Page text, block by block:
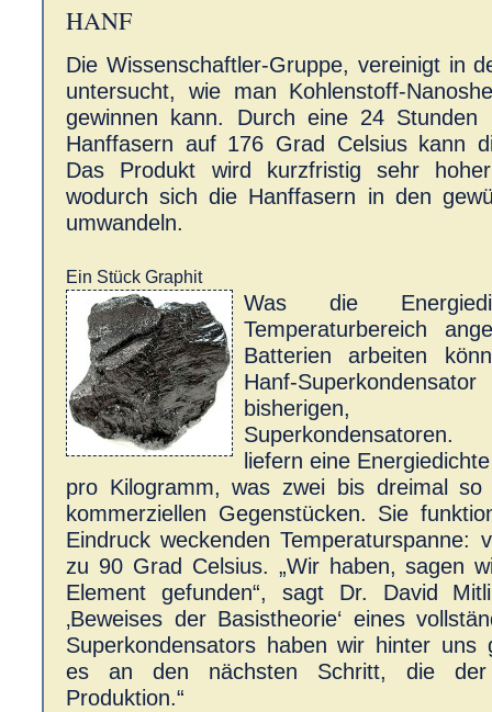
HANF
Die Wissenschaftler-Gruppe, vereinigt in
untersucht, wie man Kohlenstoff-
gewinnen kann. Durch eine 24 Stunden
Hanffasern auf 176 Grad Celsius kann
Das Produkt wird kurzfristig sehr
wodurch sich die Hanffasern in den
umwandeln.
Ein Stück Graphit
Was die
Temperaturbereich
Batterien arbeiten
Hanf-
bisherigen,
liefern eine
pro Kilogramm, was zwei bis dreimal
kommerziellen Gegenstücken. Sie
Eindruck weckenden Temperaturspanne:
zu 90 Grad Celsius. „Wir haben, sagen
Element gefunden“, sagt Dr. David
‚Beweises der Basistheorie‘ eines
Superkondensators haben wir hinter uns
es an den nächsten Schritt, die der
Produktion.“